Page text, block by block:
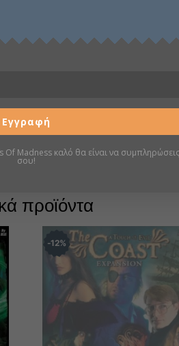
Σελίδα boardgamegeek
προϊόντα
12%
Εγγραφή
Of Madness καλό θα είναι να
σου!